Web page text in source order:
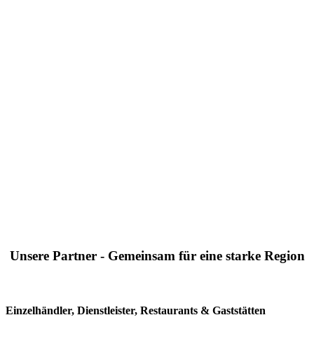
Unsere Partner - Gemeinsam für eine starke Region
Einzelhändler, Dienstleister, Restaurants & Gaststätten